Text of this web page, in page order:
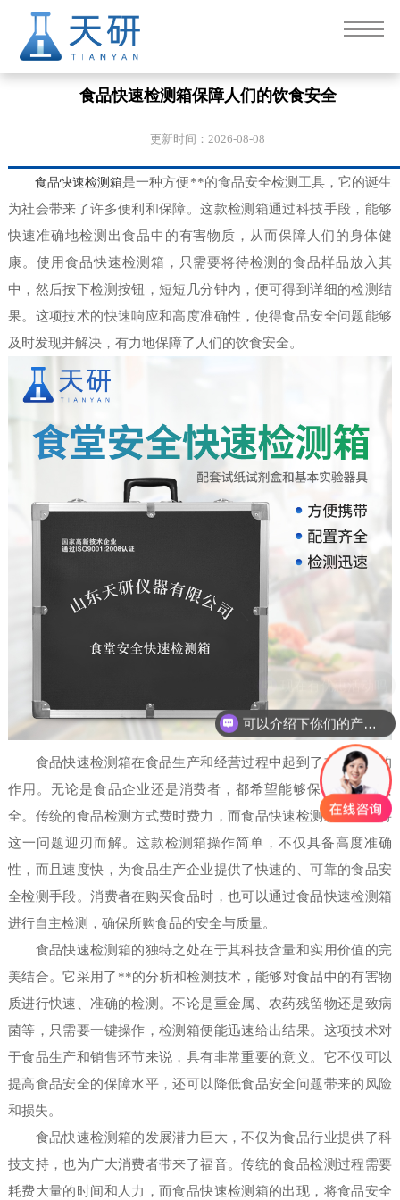
食品快速检测箱保障人们的饮食安全
更新时间：2026-08-08
食品快速检测箱是一种方便**的食品安全检测工具，它的诞生
为社会带来了许多便利和保障。这款检测箱通过科技手段，能够
快速准确地检测出食品中的有害物质，从而保障人们的身体健
康。使用食品快速检测箱，只需要将待检测的食品样品放入其
中，然后按下检测按钮，短短几分钟内，便可得到详细的检测结
果。这项技术的快速响应和高度准确性，使得食品安全问题能够
及时发现并解决，有力地保障了人们的饮食安全。
食品快速检测箱在食品生产和经营过程中起到了非常重要的
作用。无论是食品企业还是消费者，都希望能够保证食品的安
全。传统的食品检测方式费时费力，而食品快速检测箱的出现将
这一问题迎刃而解。这款检测箱操作简单，不仅具备高度准确
性，而且速度快，为食品生产企业提供了快速的、可靠的食品安
全检测手段。消费者在购买食品时，也可以通过食品快速检测箱
进行自主检测，确保所购食品的安全与质量。
食品快速检测箱的独特之处在于其科技含量和实用价值的完
美结合。它采用了**的分析和检测技术，能够对食品中的有害物
质进行快速、准确的检测。不论是重金属、农药残留物还是致病
菌等，只需要一键操作，检测箱便能迅速给出结果。这项技术对
于食品生产和销售环节来说，具有非常重要的意义。它不仅可以
提高食品安全的保障水平，还可以降低食品安全问题带来的风险
和损失。
食品快速检测箱的发展潜力巨大，不仅为食品行业提供了科
技支持，也为广大消费者带来了福音。传统的食品检测过程需要
耗费大量的时间和人力，而食品快速检测箱的出现，将食品安全
可以介绍下你们的产品么
现在有优惠活动吗